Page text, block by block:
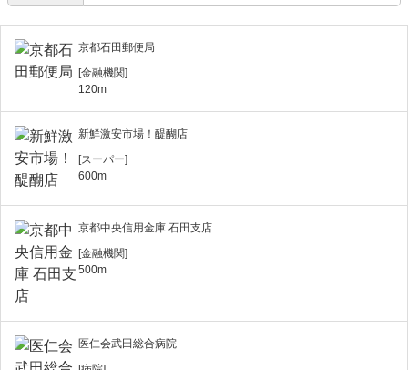
京都石田郵便局
[金融機関]
120m
新鮮激安市場！醍醐店
[スーパー]
600m
京都中央信用金庫 石田支店
[金融機関]
500m
医仁会武田総合病院